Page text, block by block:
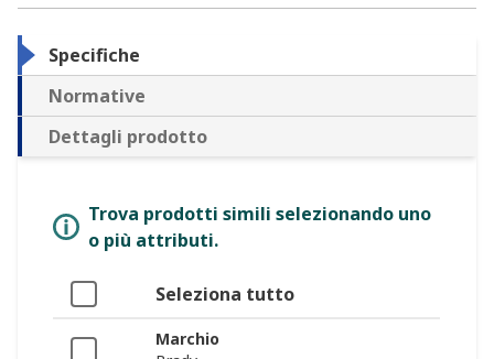
Specifiche
Normative
Dettagli prodotto
Trova prodotti simili selezionando uno
o più attributi.
Seleziona tutto
Marchio